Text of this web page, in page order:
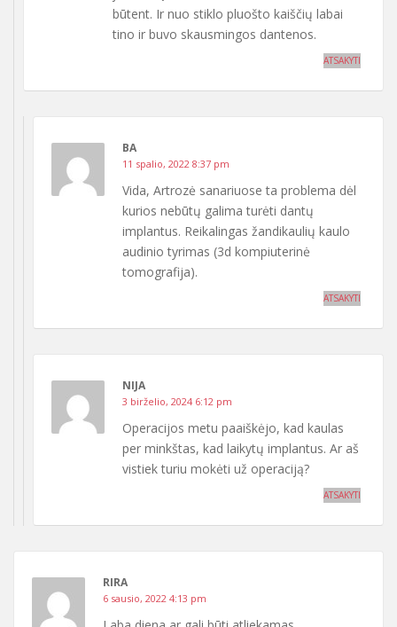
būtent. Ir nuo stiklo pluošto kaiščių labai
tino ir buvo skausmingos dantenos.
ATSAKYTI
BA
11 spalio, 2022 8:37 pm
Vida, Artrozė sanariuose ta problema dėl
kurios nebūtų galima turėti dantų
implantus. Reikalingas žandikaulių kaulo
audinio tyrimas (3d kompiuterinė
tomografija).
ATSAKYTI
NIJA
3 birželio, 2024 6:12 pm
Operacijos metu paaiškėjo, kad kaulas
per minkštas, kad laikytų implantus. Ar aš
vistiek turiu mokėti už operaciją?
ATSAKYTI
RIRA
6 sausio, 2022 4:13 pm